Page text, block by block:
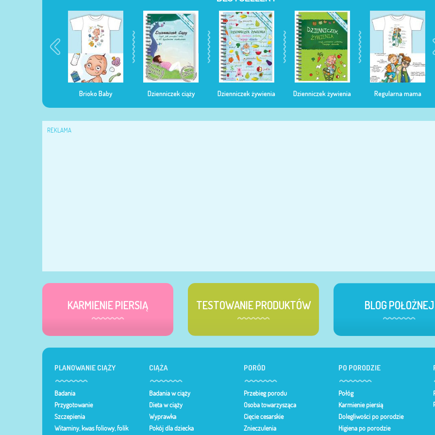
Brioko Baby Dzienniczek ciąży Dzienniczek żywienia Dzienniczek żywienia Regularna mama
REKLAMA
KARMIENIE PIERSIĄ TESTOWANIE PRODUKTÓW BLOG POŁOŻNEJ
PLANOWANIE CIĄŻY
Badania
Przygotowanie
Szczepienia
Witaminy, kwas foliowy, folik
CIĄŻA
Badania w ciąży
Dieta w ciąży
Wyprawka
Pokój dla dziecka
PORÓD
Przebieg porodu
Osoba towarzysząca
Cięcie cesarskie
Znieczulenia
PO PORODZIE
Połóg
Karmienie piersią
Dolegliwości po porodzie
Higiena po porodzie